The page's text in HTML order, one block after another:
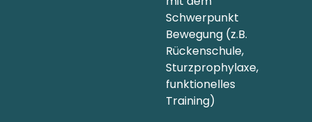
Schwerpunkt
Bewegung (z.B.
Rückenschule,
Sturzprophylaxe,
funktionelles
Training)